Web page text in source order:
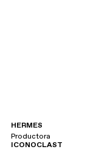
HERMES
Productora
ICONOCLAST